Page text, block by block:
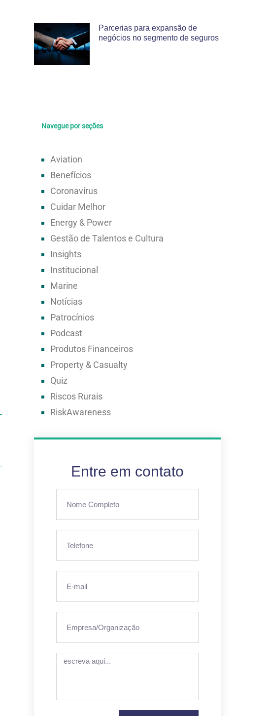
Parcerias para expansão de
negócios no segmento de seguros
Navegue por seções
Aviation
Benefícios
Coronavírus
Cuidar Melhor
Energy & Power
Gestão de Talentos e Cultura
Insights
Institucional
Marine
Notícias
Patrocínios
Podcast
Produtos Financeiros
Property & Casualty
Quiz
Riscos Rurais
RiskAwareness
Entre em contato